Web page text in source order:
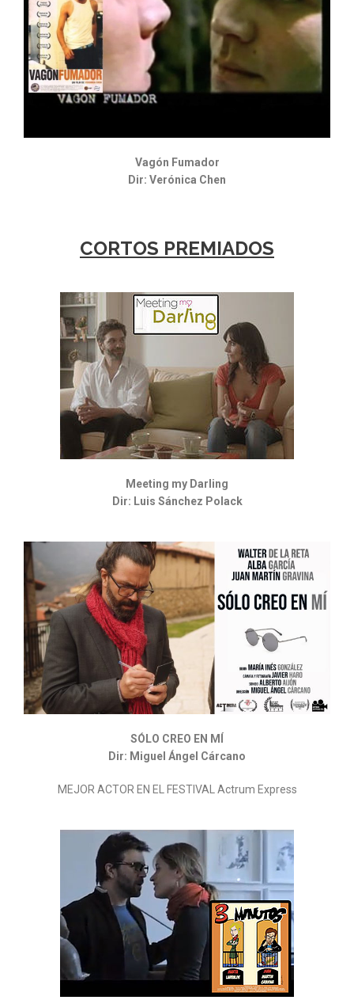
Vagón Fumador
Dir: Verónica Chen
CORTOS PREMIADOS
Meeting my Darling
Dir: Luis Sánchez Polack
SÓLO CREO EN MÍ
Dir: Miguel Ángel Cárcano
MEJOR ACTOR EN EL FESTIVAL Actrum Express